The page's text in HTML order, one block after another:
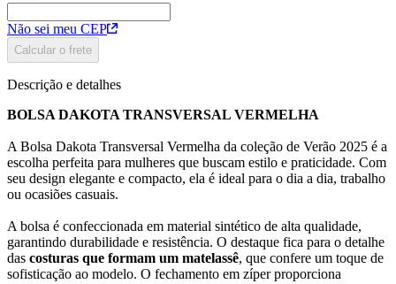
Não sei meu CEP
Calcular o frete
Descrição e detalhes
BOLSA DAKOTA TRANSVERSAL VERMELHA
A Bolsa Dakota Transversal Vermelha da coleção de Verão 2025 é a
escolha perfeita para mulheres que buscam estilo e praticidade. Com
seu design elegante e compacto, ela é ideal para o dia a dia, trabalho
ou ocasiões casuais.
A bolsa é confeccionada em material sintético de alta qualidade,
garantindo durabilidade e resistência. O destaque fica para o detalhe
das costuras que formam um matelassê, que confere um toque de
sofisticação ao modelo. O fechamento em zíper proporciona